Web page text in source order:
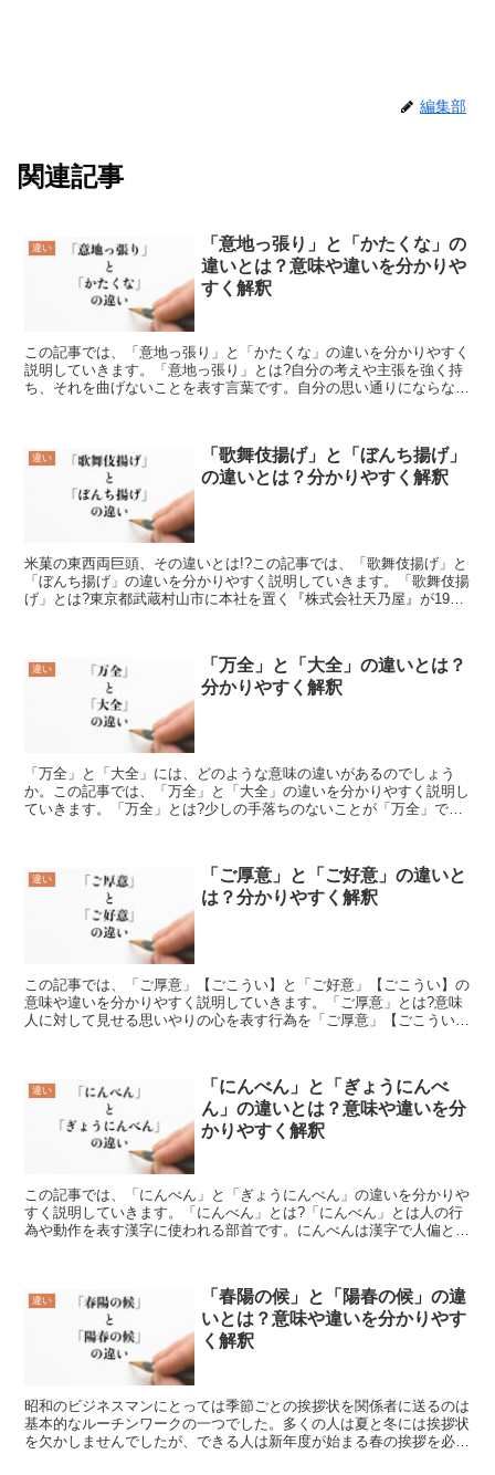
編集部
関連記事
違い
「意地っ張り」と「かたくな」の
違いとは？意味や違いを分かりや
すく解釈
この記事では、「意地っ張り」と「かたくな」の違いを分かりやすく
説明していきます。「意地っ張り」とは?自分の考えや主張を強く持
ち、それを曲げないことを表す言葉です。自分の思い通りにならない
違い
「歌舞伎揚げ」と「ぼんち揚げ」
の違いとは？分かりやすく解釈
米菓の東西両巨頭、その違いとは!?この記事では、「歌舞伎揚げ」と
「ぼんち揚げ」の違いを分かりやすく説明していきます。「歌舞伎揚
げ」とは?東京都武蔵村山市に本社を置く『株式会社天乃屋』が1960
違い
「万全」と「大全」の違いとは？
分かりやすく解釈
「万全」と「大全」には、どのような意味の違いがあるのでしょう
か。この記事では、「万全」と「大全」の違いを分かりやすく説明し
ていきます。「万全」とは?少しの手落ちのないことが「万全」で
違い
「ご厚意」と「ご好意」の違いと
は？分かりやすく解釈
この記事では、「ご厚意」【ごこうい】と「ご好意」【ごこうい】の
意味や違いを分かりやすく説明していきます。「ご厚意」とは?意味
人に対して見せる思いやりの心を表す行為を「ご厚意」【ごこうい】
違い
「にんべん」と「ぎょうにんべ
ん」の違いとは？意味や違いを分
かりやすく解釈
この記事では、「にんべん」と「ぎょうにんべん」の違いを分かりや
すく説明していきます。「にんべん」とは?「にんべん」とは人の行
為や動作を表す漢字に使われる部首です。にんべんは漢字で人偏と書
違い
「春陽の候」と「陽春の候」の違
いとは？意味や違いを分かりやす
く解釈
昭和のビジネスマンにとっては季節ごとの挨拶状を関係者に送るのは
基本的なルーチンワークの一つでした。多くの人は夏と冬には挨拶状
を欠かしませんでしたが、できる人は新年度が始まる春の挨拶を必ず